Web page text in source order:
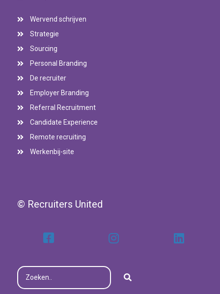
Wervend schrijven
Strategie
Sourcing
Personal Branding
De recruiter
Employer Branding
Referral Recruitment
Candidate Experience
Remote recruiting
Werkenbij-site
© Recruiters United